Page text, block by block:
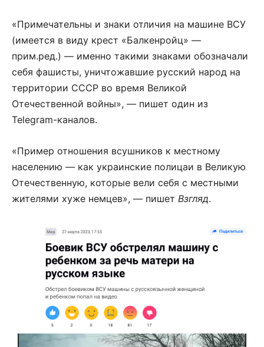
«Примечательны и знаки отличия на машине ВСУ
(имеется в виду крест «Балкенройц» —
прим.ред.) — именно такими знаками обозначали
себя фашисты, уничтожавшие русский народ на
территории СССР во время Великой
Отечественной войны», — пишет один из
Telegram-каналов.
«Пример отношения всушников к местному
населению — как украинские полицаи в Великую
Отечественную, которые вели себя с местными
жителями хуже немцев», — пишет Взгляд.